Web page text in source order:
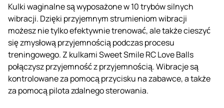
Kulki waginalne są wyposażone w 10 trybów silnych
wibracji. Dzięki przyjemnym strumieniom wibracji
możesz nie tylko efektywnie trenować, ale także cieszyć
się zmysłową przyjemnością podczas procesu
treningowego. Z kulkami Sweet Smile RC Love Balls
połączysz przyjemność z przyjemnością. Wibracje są
kontrolowane za pomocą przycisku na zabawce, a także
za pomocą pilota zdalnego sterowania.